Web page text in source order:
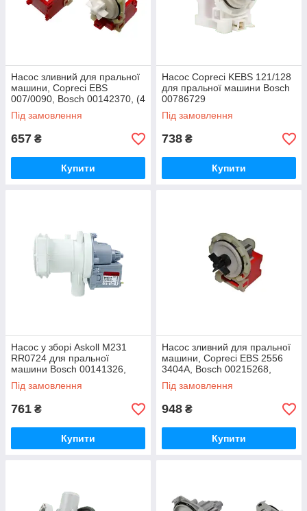
Насос зливний для пральної
машини, Copreci EBS
007/0090, Bosch 00142370, (4
защіпки)
Під замовлення
657 ₴
Купити
Насос Copreci KEBS 121/128
для пральної машини Bosch
00786729
Під замовлення
738 ₴
Купити
Насос у зборі Askoll M231
RR0724 для пральної
машини Bosch 00141326,
10МА75
Під замовлення
761 ₴
Купити
Насос зливний для пральної
машини, Copreci EBS 2556
3404A, Bosch 00215268,
163LG38, (8 защіпок)
Під замовлення
948 ₴
Купити